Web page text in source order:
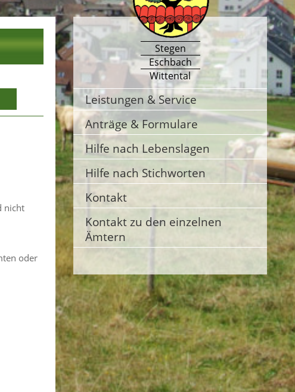
nicht
oder
Stegen
Eschbach
Wittental
Leistungen & Service
Anträge & Formulare
Hilfe nach Lebenslagen
Hilfe nach Stichworten
Kontakt
Kontakt zu den einzelnen
Ämtern